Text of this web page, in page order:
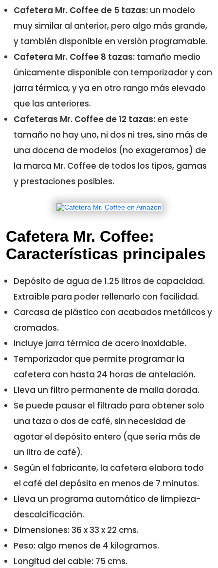
Cafetera Mr. Coffee de 5 tazas: un modelo
muy similar al anterior, pero algo más grande,
y también disponible en versión programable.
Cafetera Mr. Coffee 8 tazas: tamaño medio
únicamente disponible con temporizador y con
jarra térmica, y ya en otro rango más elevado
que las anteriores.
Cafeteras Mr. Coffee de 12 tazas: en este
tamaño no hay uno, ni dos ni tres, sino más de
una docena de modelos (no exageramos) de
la marca Mr. Coffee de todos los tipos, gamas
y prestaciones posibles.
Cafetera Mr. Coffee:
Características principales
Depósito de agua de 1.25 litros de capacidad.
Extraíble para poder rellenarlo con facilidad.
Carcasa de plástico con acabados metálicos y
cromados.
Incluye jarra térmica de acero inoxidable.
Temporizador que permite programar la
cafetera con hasta 24 horas de antelación.
Lleva un filtro permanente de malla dorada.
Se puede pausar el filtrado para obtener solo
una taza o dos de café, sin necesidad de
agotar el depósito entero (que sería más de
un litro de café).
Según el fabricante, la cafetera elabora todo
el café del depósito en menos de 7 minutos.
Lleva un programa automático de limpieza-
descalcificación.
Dimensiones: 36 x 33 x 22 cms.
Peso: algo menos de 4 kilogramos.
Longitud del cable: 75 cms.